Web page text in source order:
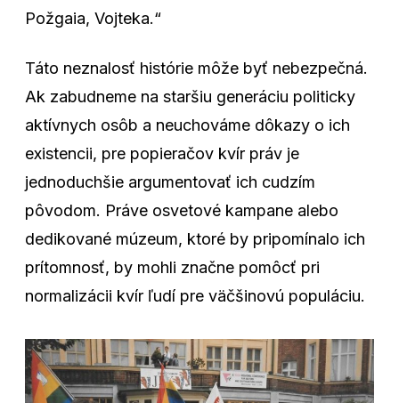
Požgaia, Vojteka.“
Táto neznalosť histórie môže byť nebezpečná.
Ak zabudneme na staršiu generáciu politicky
aktívnych osôb a neuchováme dôkazy o ich
existencii, pre popieračov kvír práv je
jednoduchšie argumentovať ich cudzím
pôvodom. Práve osvetové kampane alebo
dedikované múzeum, ktoré by pripomínalo ich
prítomnosť, by mohli značne pomôcť pri
normalizácii kvír ľudí pre väčšinovú populáciu.